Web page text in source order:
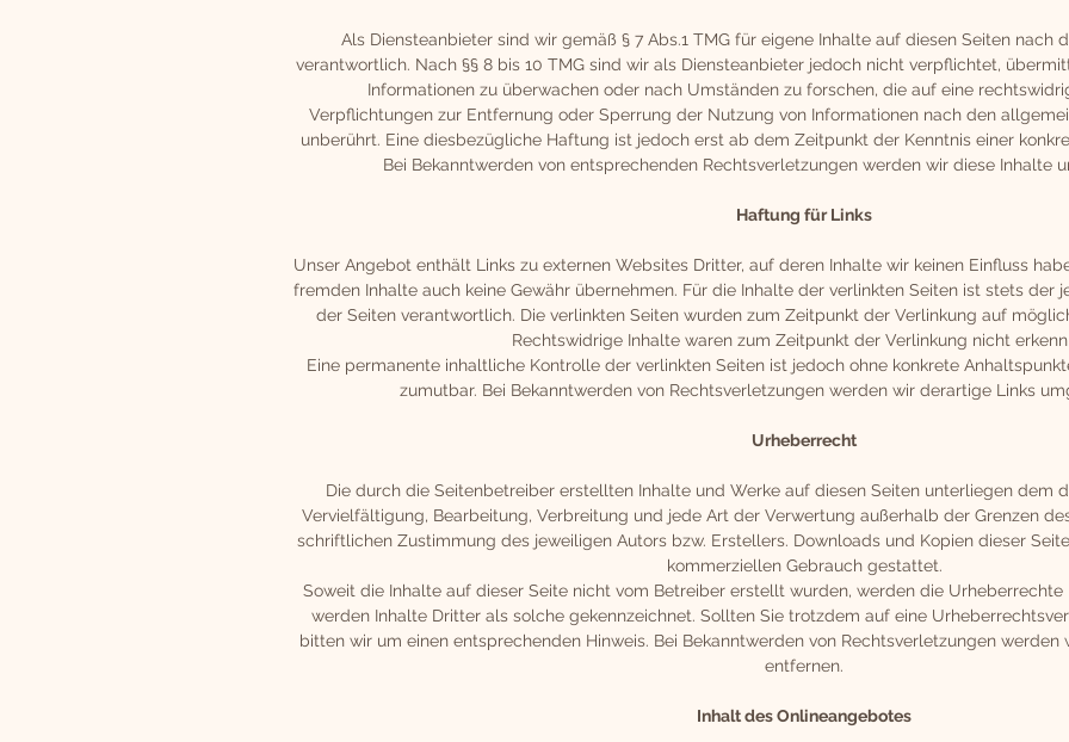
Als Diensteanbieter sind wir gemäß § 7 Abs.1 TMG für eigene Inhalte auf diesen Seiten nach
verantwortlich. Nach §§ 8 bis 10 TMG sind wir als Diensteanbieter jedoch nicht verpflichtet,
Informationen zu überwachen oder nach Umständen zu forschen, die auf eine
Verpflichtungen zur Entfernung oder Sperrung der Nutzung von Informationen nach den
unberührt. Eine diesbezügliche Haftung ist jedoch erst ab dem Zeitpunkt der Kenntnis einer
Bei Bekanntwerden von entsprechenden Rechtsverletzungen werden wir diese Inhalte
Haftung für Links
Unser Angebot enthält Links zu externen Websites Dritter, auf deren Inhalte wir keinen Einfluss
fremden Inhalte auch keine Gewähr übernehmen. Für die Inhalte der verlinkten Seiten ist stets der
der Seiten verantwortlich. Die verlinkten Seiten wurden zum Zeitpunkt der Verlinkung auf
Rechtswidrige Inhalte waren zum Zeitpunkt der Verlinkung nicht
Eine permanente inhaltliche Kontrolle der verlinkten Seiten ist jedoch ohne konkrete
zumutbar. Bei Bekanntwerden von Rechtsverletzungen werden wir derartige Links
Urheberrecht
Die durch die Seitenbetreiber erstellten Inhalte und Werke auf diesen Seiten unterliegen dem
Vervielfältigung, Bearbeitung, Verbreitung und jede Art der Verwertung außerhalb der Grenzen
schriftlichen Zustimmung des jeweiligen Autors bzw. Erstellers. Downloads und Kopien dieser
kommerziellen Gebrauch gestattet.
Soweit die Inhalte auf dieser Seite nicht vom Betreiber erstellt wurden, werden die
werden Inhalte Dritter als solche gekennzeichnet. Sollten Sie trotzdem auf eine
bitten wir um einen entsprechenden Hinweis. Bei Bekanntwerden von Rechtsverletzungen
entfernen.
Inhalt des Onlineangebotes